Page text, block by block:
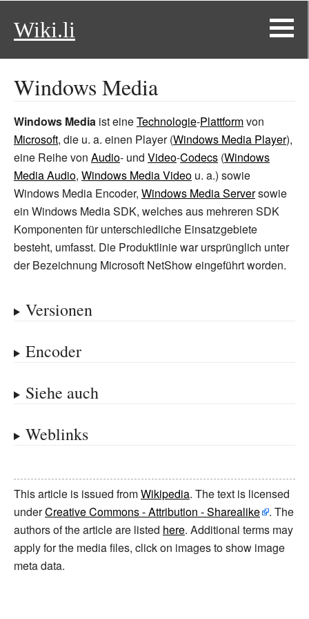
Wiki.li
Windows Media
Windows Media ist eineTechnologie-Plattformvon
Microsoft, die u. a. einen Player (Windows Media Player),
eine Reihe von Audio- und Video-Codecs (Windows
Media Audio, Windows Media Video u. a.) sowie
Windows Media Encoder, Windows Media Serversowie
ein Windows Media SDK, welches aus mehreren SDK
Komponenten für unterschiedliche Einsatzgebiete
besteht, umfasst. Die Produktlinie war ursprünglich unter
der Bezeichnung Microsoft NetShow eingeführt worden.
Versionen
Encoder
Siehe auch
Weblinks
This article is issued fromWikipedia. The text is licensed
underCreative Commons - Attribution - Sharealike
. The
authors of the article are listed here. Additional terms may
apply for the media files, click on images to show image
meta data.